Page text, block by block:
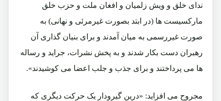
ندای خلق و ویش زلمیان و افغان ملت و حزب خلق
مارکسیست ها (در ابتد بصورت غیرمرئی و نهانی) به
صورت غیررسمی به میان آمدند و برای بنیان گذاری آن
رهبران دست بکار شدند و به پخش نشرات، جراید و رساله
ها می پرداختند و برای جذب و جلب اعضا می کوشیدند».
مجروح می افزاید: «درین گیرودار یک حرکت دیگری که